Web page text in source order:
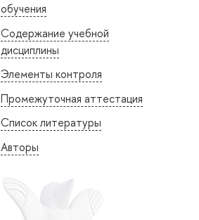
обучения
Содержание учебной
дисциплины
Элементы контроля
Промежуточная аттестация
Список литературы
Авторы